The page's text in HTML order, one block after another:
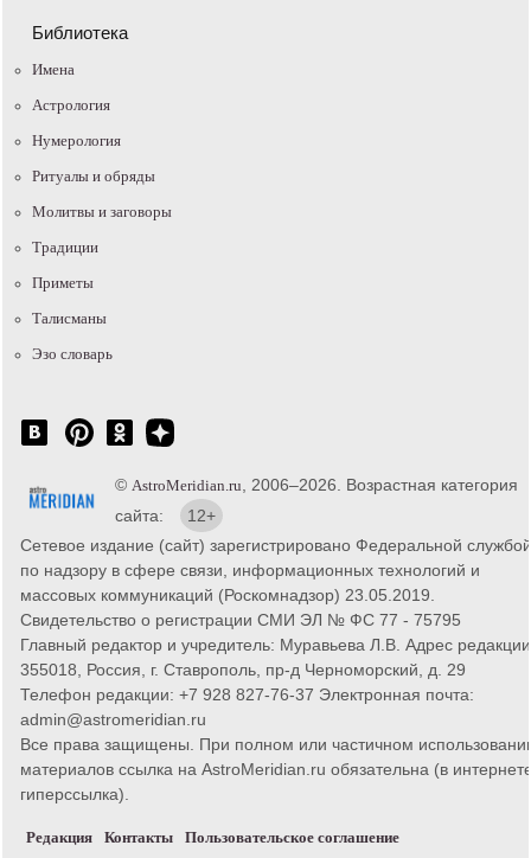
Библиотека
Имена
Астрология
Нумерология
Ритуалы и обряды
Молитвы и заговоры
Традиции
Приметы
Талисманы
Эзо словарь
© AstroMeridian.ru , 2006–2026. Возрастная категория
сайта:
12+
Сетевое издание (сайт) зарегистрировано Федеральной службой
по надзору в сфере связи, информационных технологий и
массовых коммуникаций (Роскомнадзор) 23.05.2019.
Свидетельство о регистрации СМИ ЭЛ № ФС 77 - 75795
Главный редактор и учредитель: Муравьева Л.В. Адрес
355018, Россия, г. Ставрополь, пр-д Черноморский, д. 29
Телефон редакции: +7 928 827-76-37 Электронная почта:
admin@astromeridian.ru
Все права защищены. При полном или частичном
материалов ссылка на AstroMeridian.ru обязательна (в
гиперссылка).
Редакция Контакты Пользовательское соглашение